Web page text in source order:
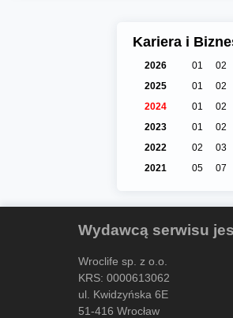
Kariera i
2026 01 02
2025
01 02
2024
01 02
2023
01 02
2022
02 03
2021
05 07
Wydawcą serwisu
Wroclife sp. z o.o.
KRS: 0000613062
ul. Kwidzyńska 6E
51-416 Wrocław